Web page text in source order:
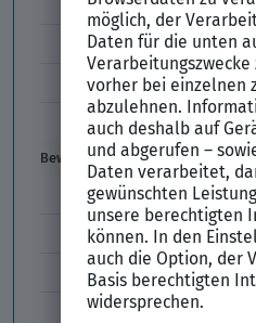
Codes im Arbeitszeugnis
Kündigung
Einstiegsgehalt
Gehaltswunsch
Bewerbung
E-Mail-Bewerbung
Anlagen und Zeugnisse
Initiativbewerbung
Interne Bewerbung